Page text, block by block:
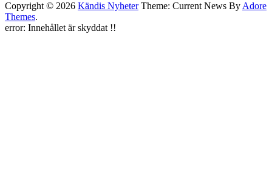
Copyright © 2026 Kändis NyheterTheme: Current News By Adore
Themes.
error: Innehållet är skyddat !!